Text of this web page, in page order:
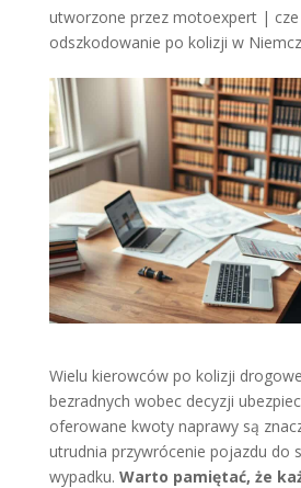
utworzone przez motoexpert|
odszkodowanie po kolizji w
Wielu kierowców po kolizji
bezradnych wobec decyzji
oferowane kwoty naprawy są
utrudnia przywrócenie pojazdu do
wypadku. Warto pamiętać, że